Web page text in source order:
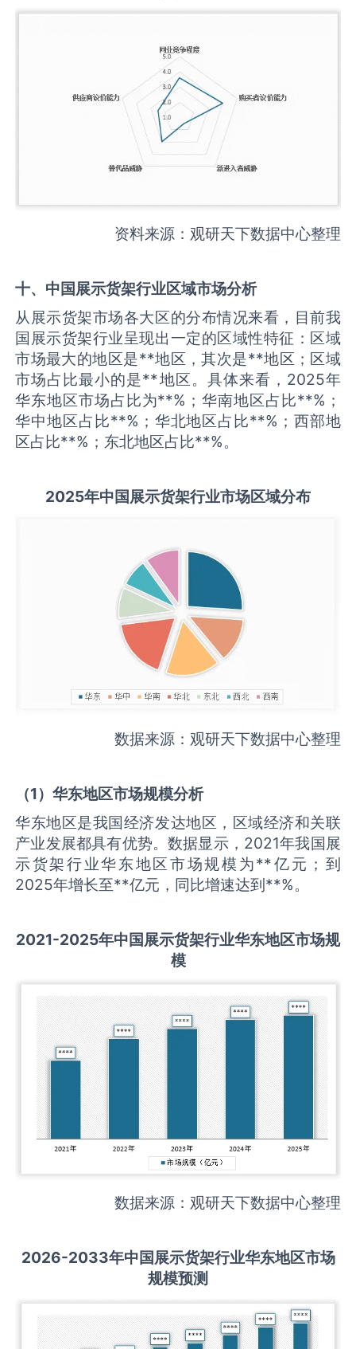
资料来源：观研天下数据中心整理
十、中国展示货架行业区域市场分析
从展示货架市场各大区的分布情况来看，目前我
国展示货架行业呈现出一定的区域性特征：区域
市场最大的地区是**地区，其次是**地区；区域
市场占比最小的是**地区。具体来看，2025年
华东地区市场占比为**%；华南地区占比**%；
华中地区占比**%；华北地区占比**%；西部地
区占比**%；东北地区占比**%。
2025年中国展示货架行业市场区域分布
数据来源：观研天下数据中心整理
（1）华东地区市场规模分析
华东地区是我国经济发达地区，区域经济和关联
产业发展都具有优势。数据显示，2021年我国展
示货架行业华东地区市场规模为**亿元；到
2025年增长至**亿元，同比增速达到**%。
2021-2025年中国展示货架行业华东地区市场规
模
数据来源：观研天下数据中心整理
2026-2033年中国展示货架行业华东地区市场
规模预测